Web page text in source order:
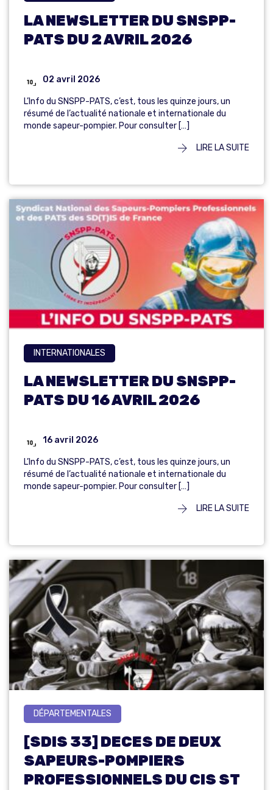
LA NEWSLETTER DU SNSPP-
PATS DU 2 AVRIL 2026
02 avril 2026
L’Info du SNSPP-PATS, c’est, tous les quinze jours, un
résumé de l’actualité nationale et internationale du
monde sapeur-pompier. Pour consulter […]
LIRE LA SUITE
INTERNATIONALES
LA NEWSLETTER DU SNSPP-
PATS DU 16 AVRIL 2026
16 avril 2026
L’Info du SNSPP-PATS, c’est, tous les quinze jours, un
résumé de l’actualité nationale et internationale du
monde sapeur-pompier. Pour consulter […]
LIRE LA SUITE
DÉPARTEMENTALES
[SDIS 33] DECES DE DEUX
SAPEURS-POMPIERS
PROFESSIONNELS DU CIS ST